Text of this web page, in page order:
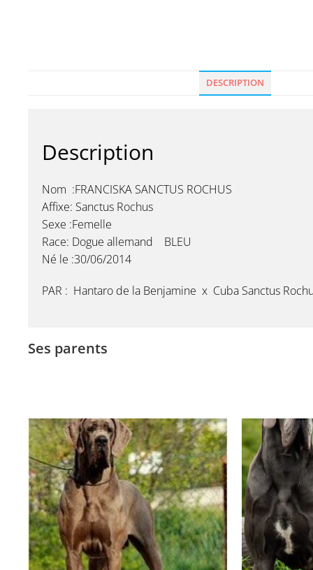
DESCRIPTION
Description
Nom :FRANCISKA SANCTUS ROCHUS
Affixe: Sanctus Rochus
Sexe :Femelle
Race: Dogue allemand BLEU
Né le :30/06/2014
PAR : Hantaro de la Benjamine x Cuba Sanctus
Ses parents